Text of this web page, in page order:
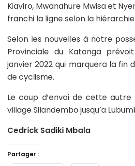
Kiaviro, Mwanahure Mwisa et
franchi la ligne selon la hiérarchie.
Selon les nouvelles à notre
Provinciale du Katanga
janvier 2022 qui marquera la fin
de cyclisme.
Le coup d’envoi de cette
village Silandembo jusqu’a
Cedrick Sadiki Mbala
Partager :